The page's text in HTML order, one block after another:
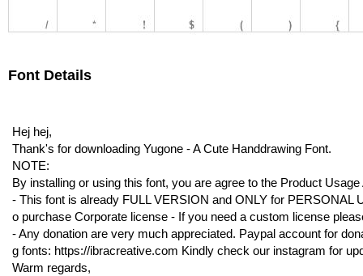
Font Details
Hej hej,
Thank's for downloading Yugone - A Cute Handdrawing Font.
NOTE:
By installing or using this font, you are agree to the Product
- This font is already FULL VERSION and ONLY for
o purchase Corporate license - If you need a custom license
- Any donation are very much appreciated. Paypal account for
g fonts: https://ibracreative.com Kindly check our instagram for
Warm regards,